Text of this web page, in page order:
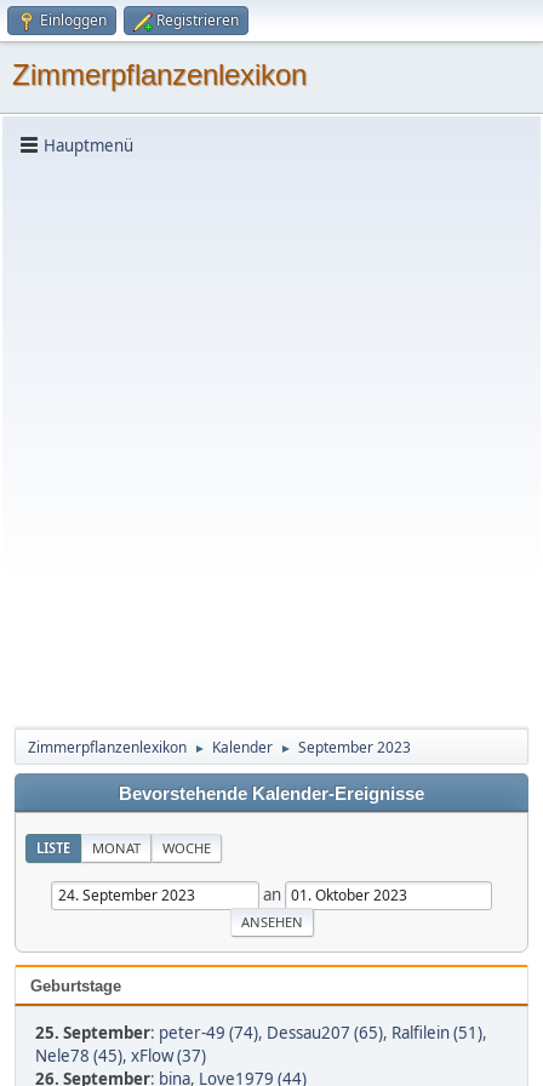
Einloggen Registrieren
Zimmerpflanzenlexikon
Hauptmenü
Zimmerpflanzenlexikon ► Kalender ► September 2023
Bevorstehende Kalender-Ereignisse
LISTE MONAT WOCHE
an
Geburtstage
25. September: peter-49 (74), Dessau207 (65), Ralfilein (51),
Nele78 (45), xFlow (37)
26. September: bina, Love1979 (44)